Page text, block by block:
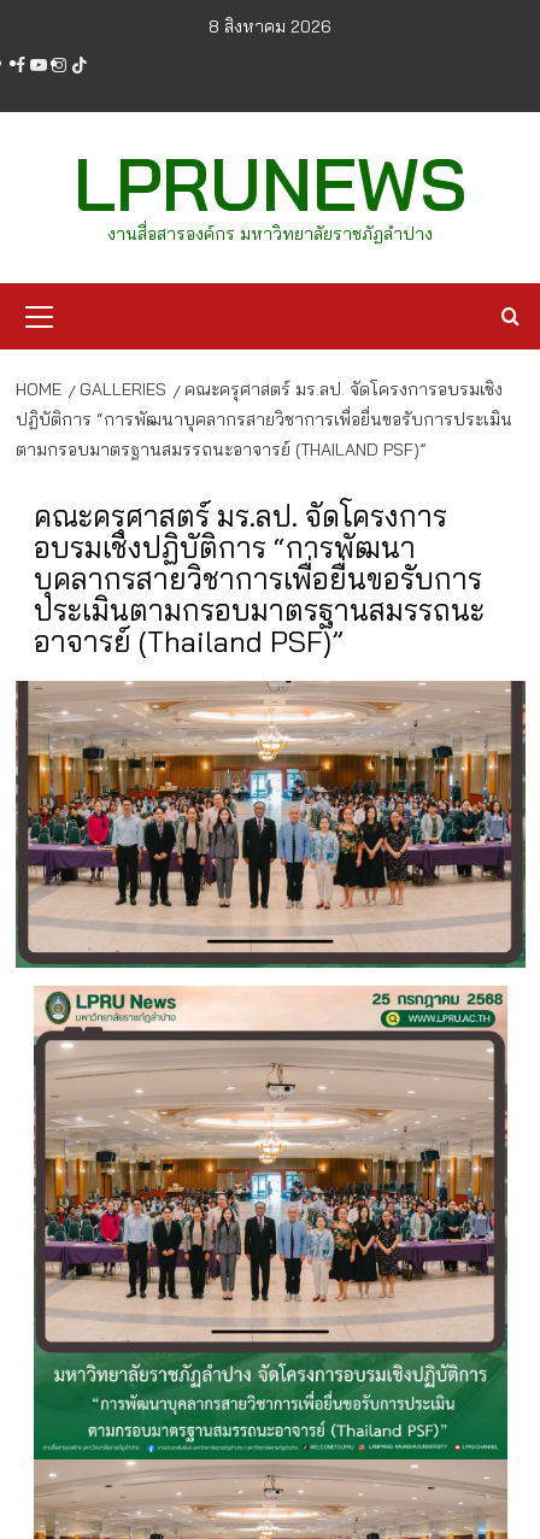
content
8 สิงหาคม 2026
facebook
youtube
instagram
tiktok
LPRUNEWS
งานสื่อสารองค์กร มหาวิทยาลัยราชภัฏลำปาง
Menu
HOME GALLERIES
คณะครุศาสตร์ มร.ลป. จัดโครงการอบรมเชิง
ปฏิบัติการ “การพัฒนาบุคลากรสายวิชาการเพื่อยื่นขอรับการประเมิน
ตามกรอบมาตรฐานสมรรถนะอาจารย์ (THAILAND PSF)”
คณะครุศาสตร์ มร.ลป. จัดโครงการ
อบรมเชิงปฏิบัติการ “การพัฒนา
บุคลากรสายวิชาการเพื่อยื่นขอรับการ
ประเมินตามกรอบมาตรฐานสมรรถนะ
อาจารย์ (Thailand PSF)”